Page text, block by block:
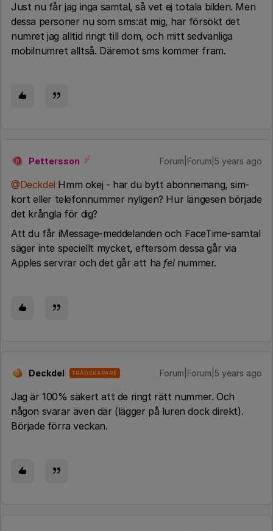
Just nu får jag inga samtal, så vet ej totala bilden. Men
dessa personer nu som sms:at mig, har försökt det
numret jag alltid ringt till dom, och mitt sedvanliga
mobilnumret alltså. Däremot sms kommer fram.
P Pettersson Forum|Forum|5 years ago
@Deckdel Hmm okej - har du bytt abonnemang, sim-
kort eller telefonnummer nyligen? Hur längesen började
det krångla för dig?
Att du får iMessage-meddelanden och FaceTime-samtal
säger inte speciellt mycket, eftersom dessa går via
Apples servrar och det går att hafel nummer.
D Deckdel TRÅDSKAPARE Forum|Forum|5 years ago
Jag är 100% säkert att de ringt rätt nummer. Och
någon svarar även där (lägger på luren dock direkt).
Började förra veckan.